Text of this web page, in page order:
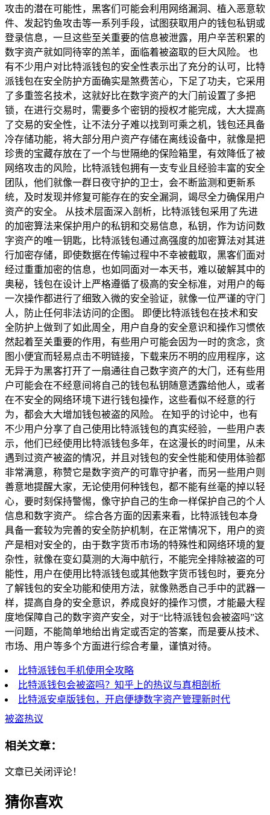
攻击的潜在可能性，黑客们可能会利用网络漏洞、植入恶意软
件、发起钓鱼攻击等一系列手段，试图获取用户的钱包私钥或
登录信息，一旦这些至关重要的信息被泄露，用户辛苦积累的
数字资产就如同待宰的羔羊，面临着被盗取的巨大风险。 也
有不少用户对比特派钱包的安全性表示出了充分的认可，比特
派钱包在安全防护方面确实是煞费苦心，下足了功夫，它采用
了多重签名技术，这就好比在数字资产的大门前设置了多把
锁，在进行交易时，需要多个密钥的授权才能完成，大大提高
了交易的安全性，让不法分子难以找到可乘之机，钱包还具备
冷存储功能，将大部分用户资产存储在离线设备中，就像是把
珍贵的宝藏存放在了一个与世隔绝的保险箱里，有效降低了被
网络攻击的风险，比特派钱包拥有一支专业且经验丰富的安全
团队，他们就像一群日夜守护的卫士，会不断监测和更新系
统，及时发现并修复可能存在的安全漏洞，竭尽全力确保用户
资产的安全。 从技术层面深入剖析，比特派钱包采用了先进
的加密算法来保护用户的私钥和交易信息，私钥，作为访问数
字资产的唯一钥匙，比特派钱包通过高强度的加密算法对其进
行加密存储，即使数据在传输过程中不幸被截取，黑客们面对
经过重重加密的信息，也如同面对一本天书，难以破解其中的
奥秘，钱包在设计上严格遵循了极高的安全标准，对用户的每
一次操作都进行了细致入微的安全验证，就像一位严谨的守门
人，防止任何非法访问的企图。 即便比特派钱包在技术和安
全防护上做到了如此周全，用户自身的安全意识和操作习惯依
然起着至关重要的作用，有些用户可能会因为一时的贪念，贪
图小便宜而轻易点击不明链接，下载来历不明的应用程序，这
无异于为黑客打开了一扇通往自己数字资产的大门，还有些用
户可能会在不经意间将自己的钱包私钥随意透露给他人，或者
在不安全的网络环境下进行钱包操作，这些看似不经意的行
为，都会大大增加钱包被盗的风险。 在知乎的讨论中，也有
不少用户分享了自己使用比特派钱包的真实经验，一些用户表
示，他们已经使用比特派钱包多年，在这漫长的时间里，从未
遇到过资产被盗的情况，并且对钱包的安全性能和使用体验都
非常满意，称赞它是数字资产的可靠守护者，而另一些用户则
善意地提醒大家，无论使用何种钱包，都不能有丝毫的掉以轻
心，要时刻保持警惕，像守护自己的生命一样保护自己的个人
信息和数字资产。 综合各方面的因素来看，比特派钱包本身
具备一套较为完善的安全防护机制，在正常情况下，用户的资
产是相对安全的，由于数字货币市场的特殊性和网络环境的复
杂性，就像在变幻莫测的大海中航行，不能完全排除被盗的可
能性，用户在使用比特派钱包或其他数字货币钱包时，要充分
了解钱包的安全功能和使用方法，就像熟悉自己手中的武器一
样，提高自身的安全意识，养成良好的操作习惯，才能最大程
度地保障自己的数字资产安全，对于“比特派钱包会被盗吗”这
一问题，不能简单地给出肯定或否定的答案，而是要从技术、
市场、用户等多个方面进行综合考量，谨慎对待。
比特派钱包手机使用全攻略
比特派钱包会被盗吗？知乎上的热议与真相剖析
比特派安卓版钱包，开启便捷数字资产管理新时代
被盗热议
相关文章：
文章已关闭评论！
猜你喜欢